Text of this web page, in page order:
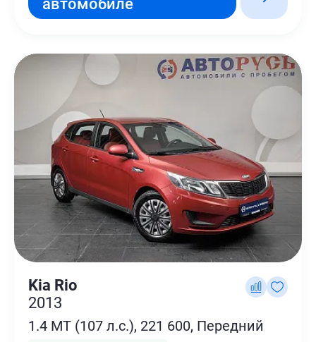
автомобиле
Kia Rio
2013
1.4 MT (107 л.с.), 221 600, Передний